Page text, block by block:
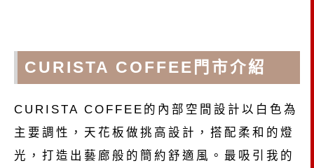
CURISTA COFFEE門市介紹
CURISTA COFFEE的內部空間設計以白色為
主要調性，天花板做挑高設計，搭配柔和的燈
光，打造出藝廊般的簡約舒適風。最吸引我的